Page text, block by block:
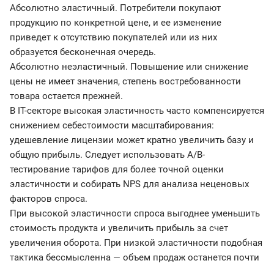
Абсолютно эластичный. Потребители покупают
продукцию по конкретной цене, и ее изменение
приведет к отсутствию покупателей или из них
образуется бесконечная очередь.
Абсолютно неэластичный. Повышение или снижение
цены не имеет значения, степень востребованности
товара остается прежней.
В IT-секторе высокая эластичность часто компенсируется
снижением себестоимости масштабирования:
удешевление лицензии может кратно увеличить базу и
общую прибыль. Следует использовать A/B-
тестирование тарифов для более точной оценки
эластичности и собирать NPS для анализа неценовых
факторов спроса.
При высокой эластичности спроса выгоднее уменьшить
стоимость продукта и увеличить прибыль за счет
увеличения оборота. При низкой эластичности подобная
тактика бессмысленна — объем продаж останется почти